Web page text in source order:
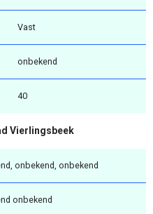
Vast
onbekend
40
Vierlingsbeek
onbekend, onbekend
onbekend